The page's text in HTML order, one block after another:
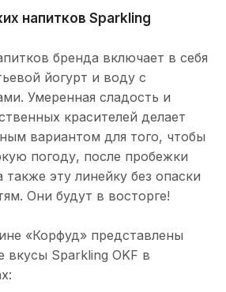
напитков Sparkling
бренда включает в себя
йогурт и воду с
Умеренная сладость и
красителей делает
вариантом для того, чтобы
погоду, после пробежки
эту линейку без опаски
Они будут в восторге!
«Корфуд» представлены
вкусы Sparkling OKF в